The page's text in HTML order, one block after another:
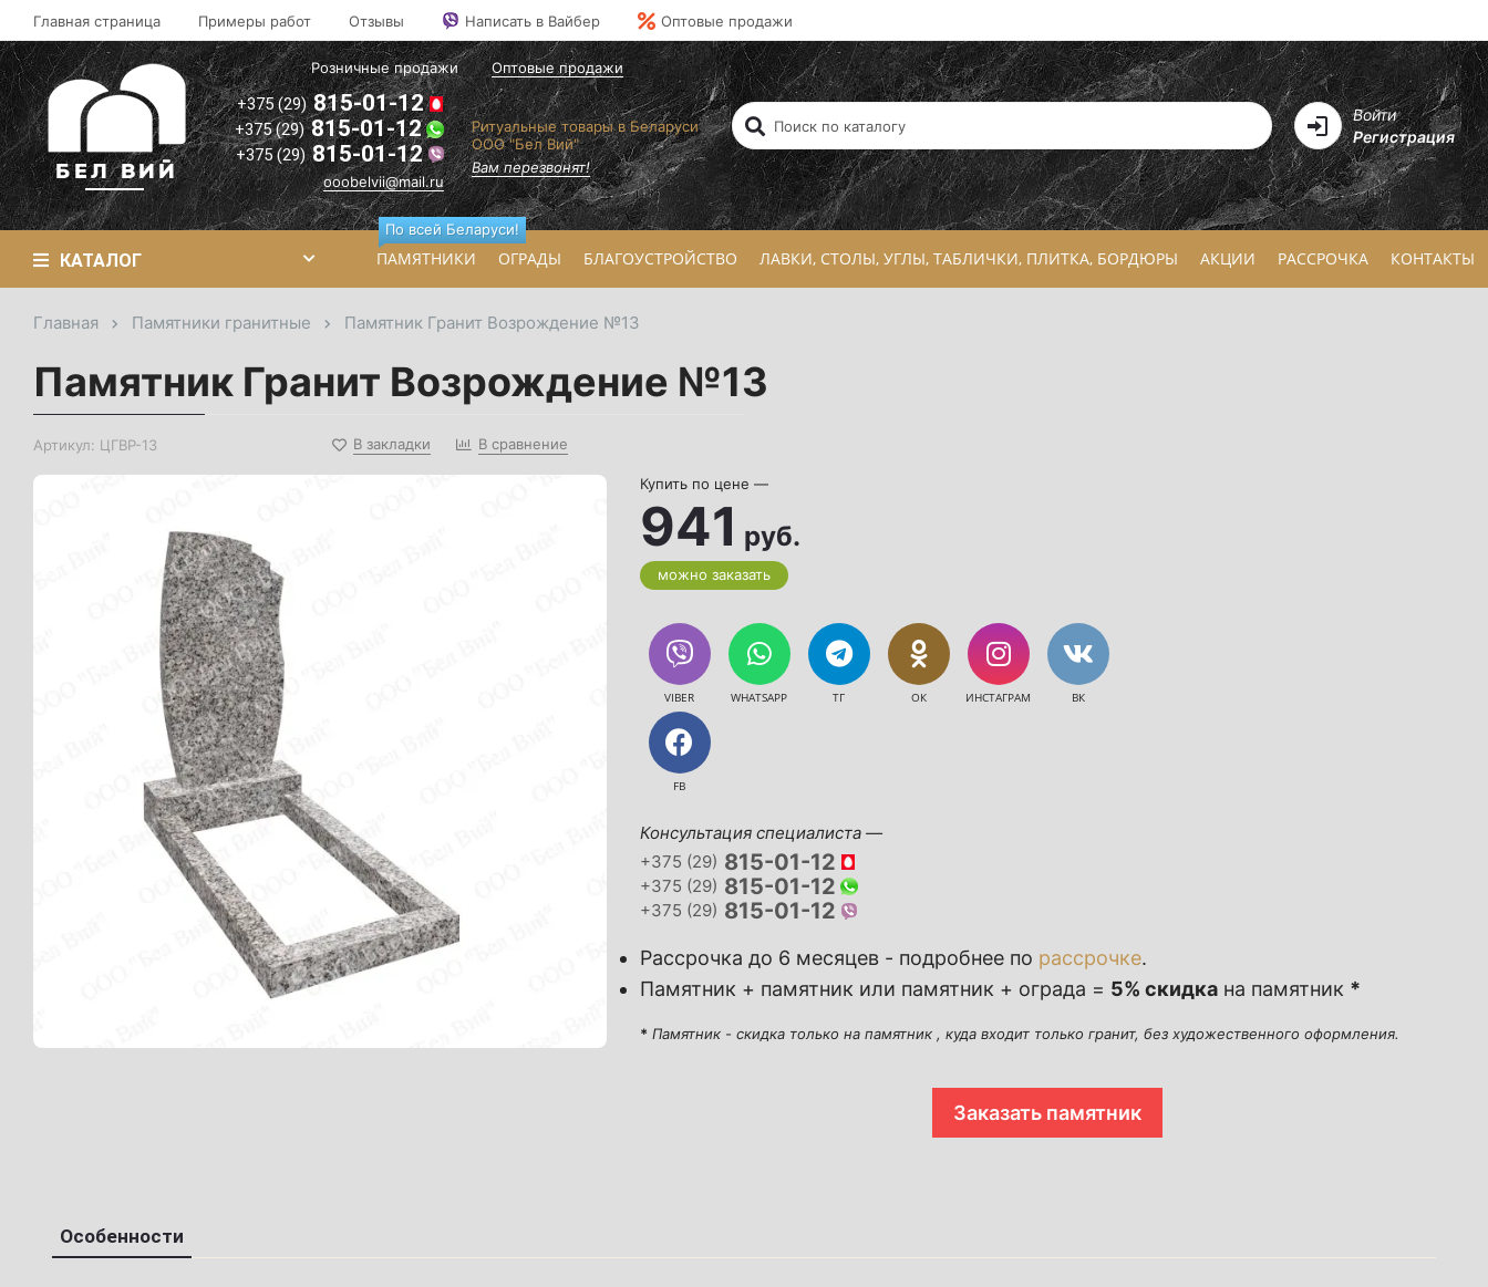
Главная страница Примеры работ Отзывы Написать в Вайбер Оптовые продажи
Розничные продажи Оптовые продажи
+375 (29) 815-01-12
+375 (29) 815-01-12
+375 (29) 815-01-12
ooobelvii@mail.ru
Ритуальные товары в Беларуси
ООО "Бел Вий"
Вам перезвонят!
Оптовые
цены на
памятники
и
ритуальные
товары"
Вам
перезвонят!
Войти
Регистрация
КАТАЛОГ ПАМЯТНИКИ
По всей Беларуси!
ОГРАДЫ БЛАГОУСТРОЙСТВО ЛАВКИ, СТОЛЫ, УГЛЫ, ТАБЛИЧКИ, ПЛИТКА, БОРДЮРЫ АКЦИИ РАССРОЧКА КОНТАКТЫ
Главная Памятники гранитные Памятник Гранит Возрождение №13
Памятник Гранит Возрождение №13
Артикул: ЦГВР-13 В закладки В сравнение
Купить по цене —
941 руб.
можно заказать
VIBER WHATSAPP ТГ ОК ИНСТАГРАМ ВК
FB
Консультация специалиста —
+375 (29) 815-01-12
+375 (29) 815-01-12
+375 (29) 815-01-12
Рассрочка до 6 месяцев - подробнее по рассрочке.
Памятник + памятник или памятник + ограда = 5% скидкана памятник *
* Памятник - скидка только на памятник , куда входит только гранит, без художественного оформления.
Заказать памятник
Особенности